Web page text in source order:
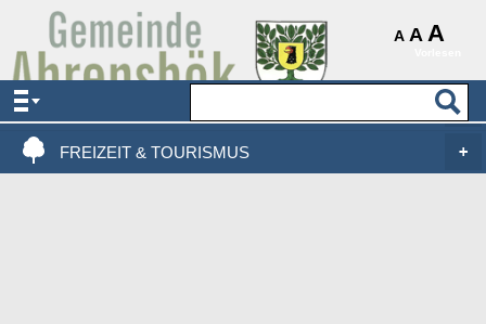
A A A
AKTUELLES & SERVICE
VERWALTUNG & POLITIK
FREIZEIT & TOURISMUS